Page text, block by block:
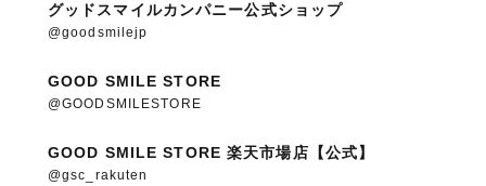
グッドスマイルカンパニー公式ショップ
@goodsmilejp
GOOD SMILE STORE
@GOODSMILESTORE
GOOD SMILE STORE 楽天市場店【公式】
@gsc_rakuten